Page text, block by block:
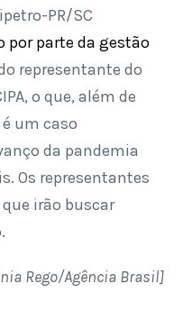
PR/SC
por parte da gestão
representante do
o que, além de
um caso
da pandemia
Os representantes
irão buscar
Rego/Agência Brasil]